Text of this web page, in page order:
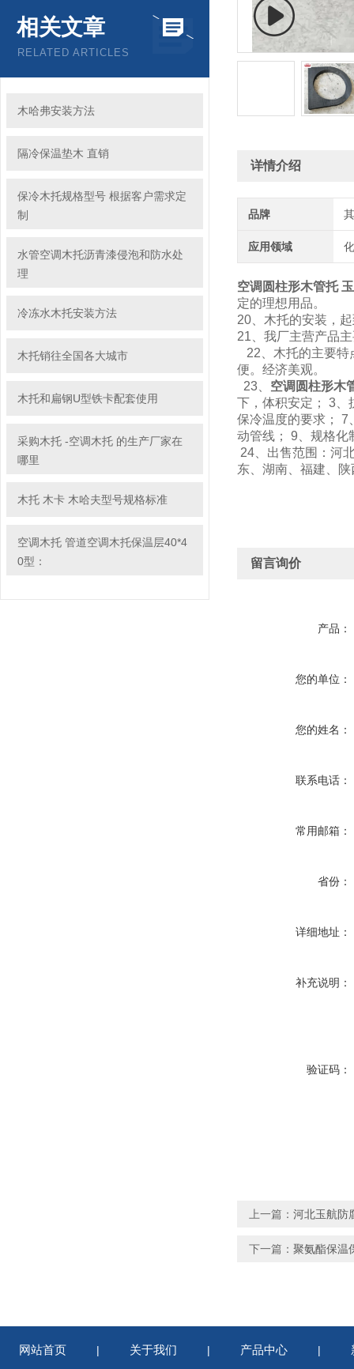
相关文章
RELATED ARTICLES
木哈弗安装方法
隔冷保温垫木 直销
保冷木托规格型号 根据客户需求定
制
水管空调木托沥青漆侵泡和防水处
理
冷冻水木托安装方法
木托销往全国各大城市
木托和扁钢U型铁卡配套使用
采购木托 -空调木托 的生产厂家在
哪里
木托 木卡 木哈夫型号规格标准
空调木托 管道空调木托保温层40*4
0型：
详情介绍
品牌
应用领域
空调圆柱形木管托
定的理想用品。
20、木托的安装，
21、我厂主营产品
22、木托的主要特
便。经济美观。
23、 空调圆柱形木
下，体积安定； 3、
保冷温度的要求； 7
动管线； 9、规格化
24、出售范围：河
东、湖南、福建、
留言询价
产品：
您的单位：
您的姓名：
联系电话：
常用邮箱：
省份：
详细地址：
补充说明：
验证码：
上一篇： 河北玉航防
下一篇： 聚氨酯保温
网站首页 | 关于我们 | 产品中心 |